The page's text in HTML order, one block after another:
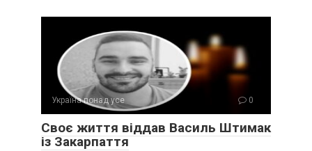
Україна понад усе 0
Своє життя віддав Василь Штимак
із Закарпаття